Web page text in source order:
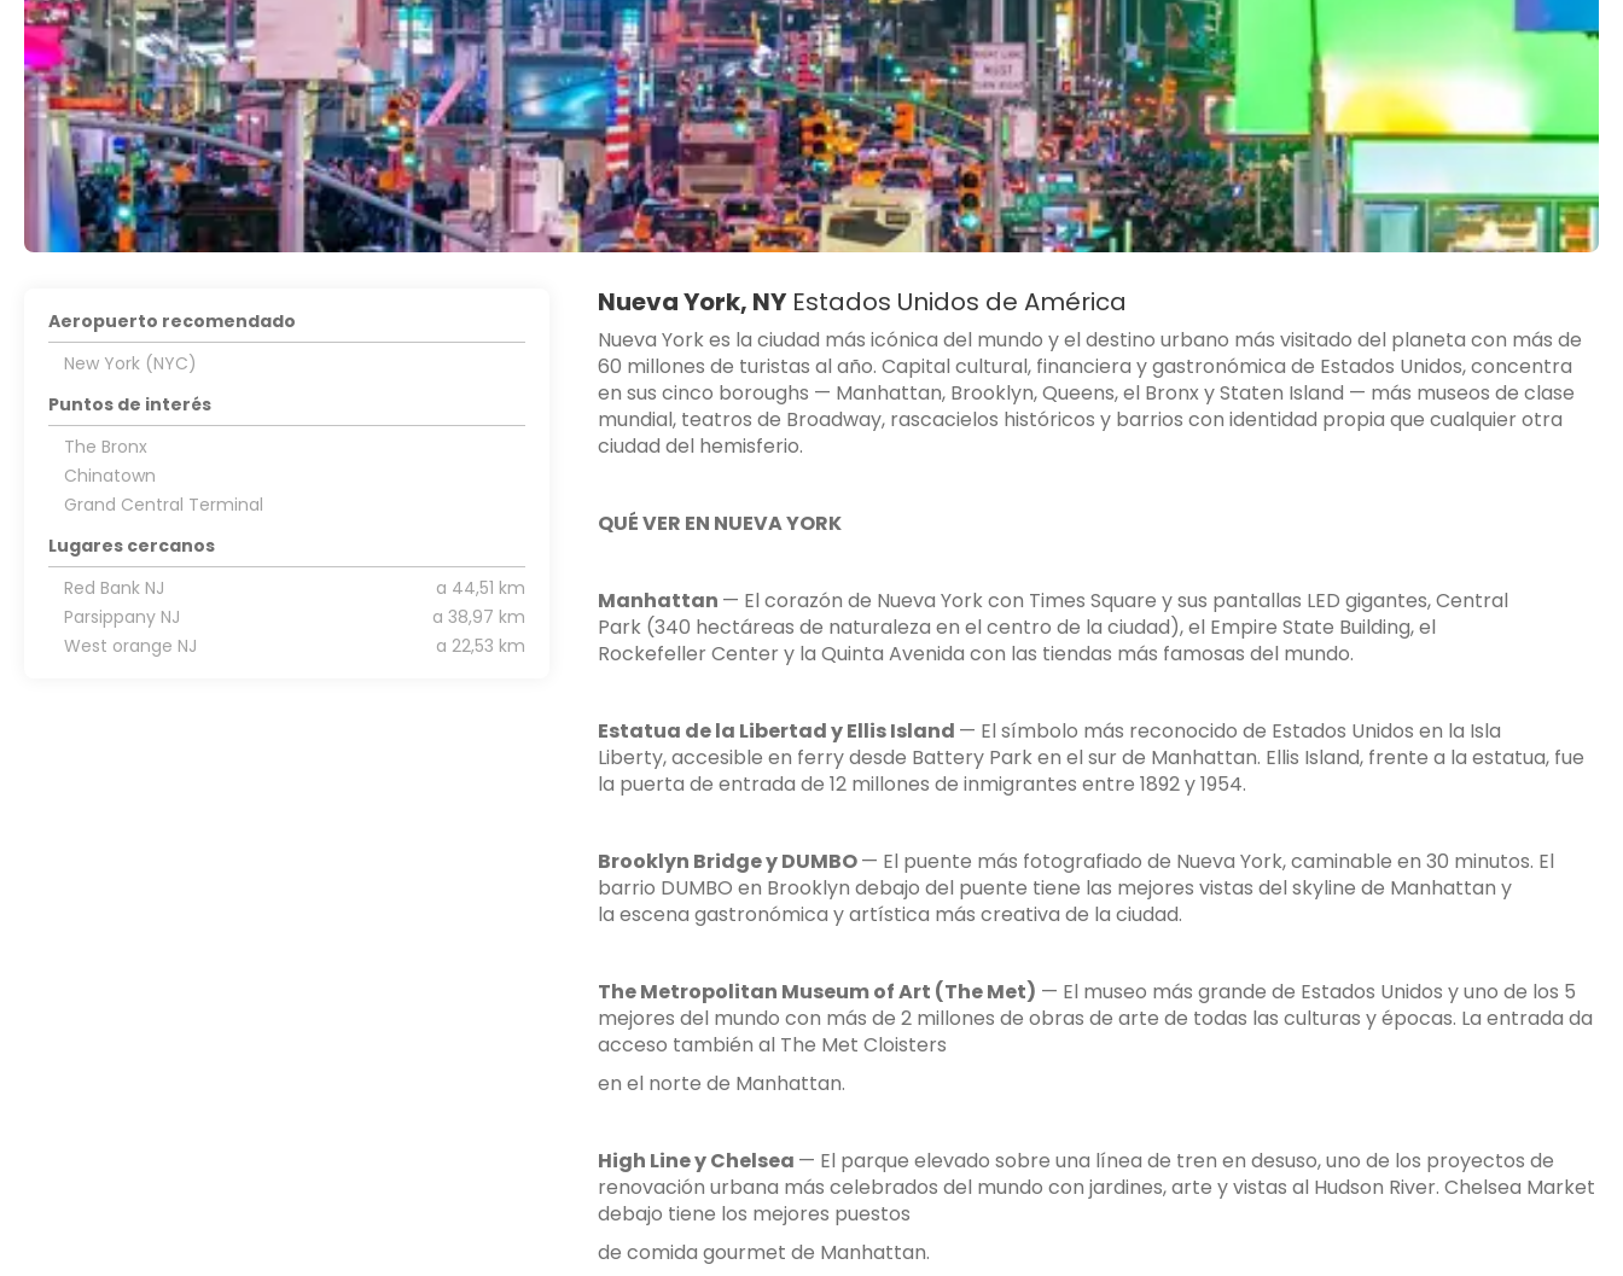
Nueva York, NYEstados Unidos de América
Nueva York es la ciudad más icónica del mundo y el destino urbano más visitado del planeta con más de
60 millones de turistas al año. Capital cultural, financiera y gastronómica de Estados Unidos, concentra
en sus cinco boroughs — Manhattan, Brooklyn, Queens, el Bronx y Staten Island — más museos de clase
mundial, teatros de Broadway, rascacielos históricos y barrios con identidad propia que cualquier otra
ciudad del hemisferio.
QUÉ VER EN NUEVA YORK
Manhattan — El corazón de Nueva York con Times Square y sus pantallas LED gigantes, Central
Park (340 hectáreas de naturaleza en el centro de la ciudad), el Empire State Building, el
Rockefeller Center y la Quinta Avenida con las tiendas más famosas del mundo.
Estatua de la Libertad y Ellis Island — El símbolo más reconocido de Estados Unidos en la Isla
Liberty, accesible en ferry desde Battery Park en el sur de Manhattan. Ellis Island, frente a la estatua, fue
la puerta de entrada de 12 millones de inmigrantes entre 1892 y 1954.
Brooklyn Bridge y DUMBO— El puente más fotografiado de Nueva York, caminable en 30 minutos. El
barrio DUMBO en Brooklyn debajo del puente tiene las mejores vistas del skyline de Manhattan y
la escena gastronómica y artística más creativa de la ciudad.
The Metropolitan Museum of Art (The Met) — El museo más grande de Estados Unidos y uno de los 5
mejores del mundo con más de 2 millones de obras de arte de todas las culturas y épocas. La entrada da
acceso también al The Met Cloisters
en el norte de Manhattan.
High Line y Chelsea — El parque elevado sobre una línea de tren en desuso, uno de los proyectos de
renovación urbana más celebrados del mundo con jardines, arte y vistas al Hudson River. Chelsea Market
debajo tiene los mejores puestos
de comida gourmet de Manhattan.
Aeropuerto recomendado
New York (NYC)
Puntos de interés
The Bronx
Chinatown
Grand Central Terminal
Lugares cercanos
Red Bank NJ
a 44,51 km
Parsippany NJ
a 38,97 km
West orange NJ
a 22,53 km